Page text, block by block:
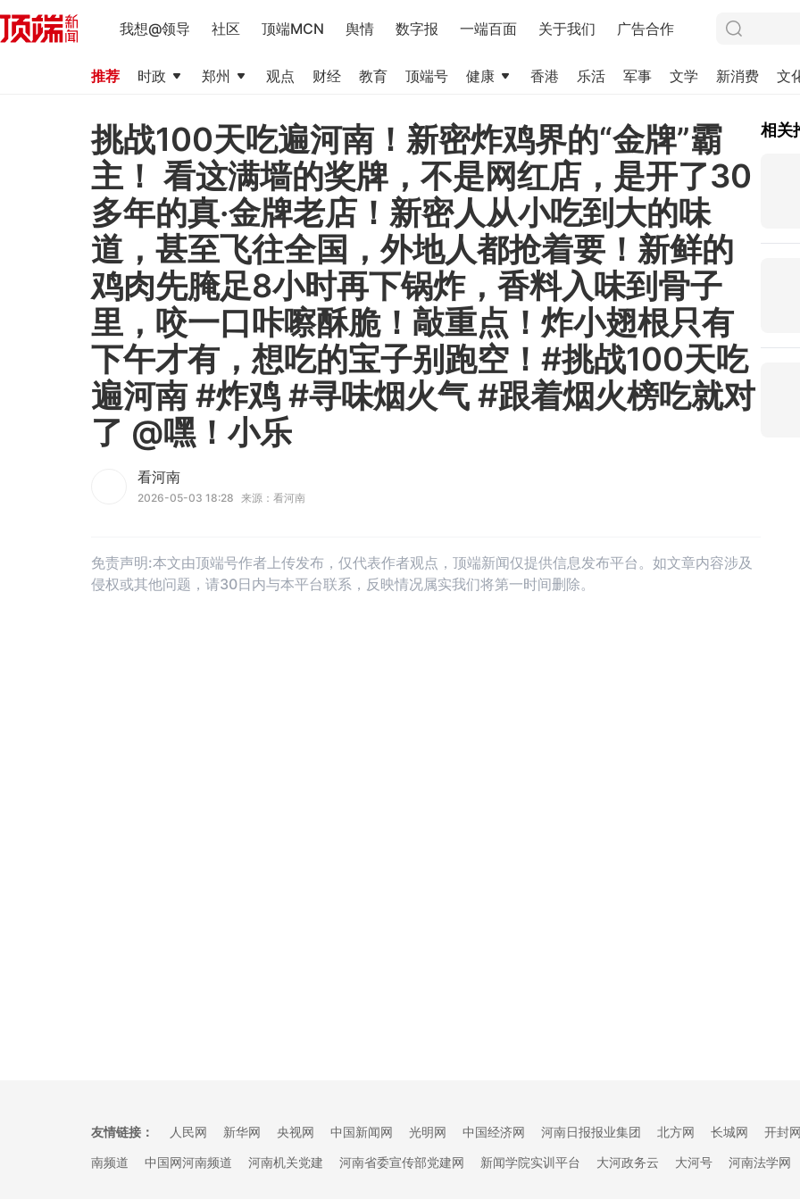
我想@领导 社区 顶端MCN 舆情 数字报 一端百面 关于我们 广告合作
推荐 时政 郑州 观点 财经 教育 顶端号 健康 香港 乐活 军事 文学 新消费 文
挑战100天吃遍河南！新密炸鸡界的“金牌”霸
主！ 看这满墙的奖牌，不是网红店，是开了30
多年的真·金牌老店！新密人从小吃到大的味
道，甚至飞往全国，外地人都抢着要！新鲜的
鸡肉先腌足8小时再下锅炸，香料入味到骨子
里，咬一口咔嚓酥脆！敲重点！炸小翅根只有
下午才有，想吃的宝子别跑空！#挑战100天吃
遍河南 #炸鸡 #寻味烟火气 #跟着烟火榜吃就对
了 @嘿！小乐
看河南
2026-05-03 18:28 来源：看河南
免责声明:本文由顶端号作者上传发布，仅代表作者观点，顶端新闻仅提供信息发布平台。如文章内容涉及
侵权或其他问题，请30日内与本平台联系，反映情况属实我们将第一时间删除。
相关
友情链接： 人民网 新华网 央视网 中国新闻网 光明网 中国经济网 河南日报报业集团 北方网 长城网
开封
南频道
中国网河南频道 河南机关党建 河南省委宣传部党建网 新闻学院实训平台 大河政务云 大河号 河南法学网